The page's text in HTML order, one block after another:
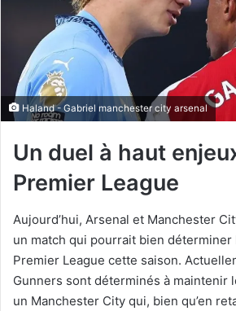
Haland - Gabriel manchester city arsenal
Un duel à haut
Premier League
Aujourd’hui, Arsenal et Manchester
un match qui pourrait bien déterminer
Premier League cette saison.
Gunners sont déterminés à maintenir
un Manchester City qui, bien qu’en